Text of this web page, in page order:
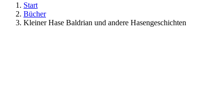
Start
Bücher
Kleiner Hase Baldrian und andere Hasengeschichten